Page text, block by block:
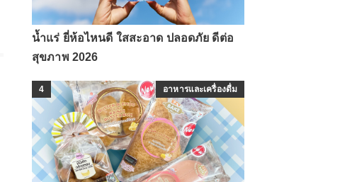
น้ำแร่ ยี่ห้อไหนดี ใสสะอาด ปลอดภัย ดีต่อ
สุขภาพ 2026
4 อาหารและเครื่องดื่ม